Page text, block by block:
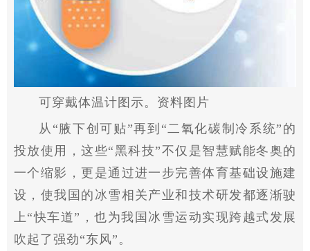
可穿戴体温计图示。资料图片
从“腋下创可贴”再到“二氧化碳制冷系统”的
投放使用，这些“黑科技”不仅是智慧赋能冬奥的
一个缩影，更是通过进一步完善体育基础设施建
设，使我国的冰雪相关产业和技术研发都逐渐驶
上“快车道”，也为我国冰雪运动实现跨越式发展
吹起了强劲“东风”。